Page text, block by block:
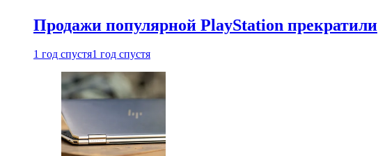
Продажи популярной PlayStation прекратили
1 год спустя1 год спустя